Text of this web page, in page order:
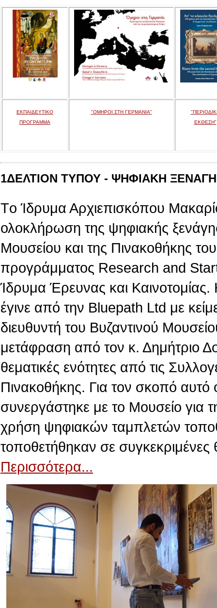
ΕΚΠΑΙΔΕΥΤΙΚΟ
ΠΡΟΓΡΑΜΜΑ
"ΟΜΗΡΟΙ ΣΤΗ ΓΕΡΜΑΝΙΑ"
ΕΚΘΕΣΗ"
1ΔΕΛΤΙΟΝ ΤΥΠΟΥ - ΨΗΦΙΑΚΗ
Tο Ίδρυμα Αρχιεπισκόπου
ολοκλήρωση της ψηφιακής
Μουσείου και της Πινακοθήκης
προγράμματος Research and
Ίδρυμα Έρευνας και
έγινε από την Βluepath Ltd με
διευθυντή του Βυζαντινού
μετάφραση από τον κ. Δημήτριο
θεματικές ενότητες από τις
Πινακοθήκης. Για τον σκοπό
συνεργάστηκε με το Μουσείο για
χρήση ψηφιακών ταμπλετών
τοποθετήθηκαν σε
Περισσότερα...